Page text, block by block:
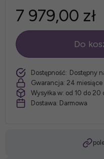
7 979,00 zł
szt.
Do
Dostępność: Dostępny
Gwarancja: 24 miesiące
Wysyłka w: od 10 do 20
Dostawa: Darmowa